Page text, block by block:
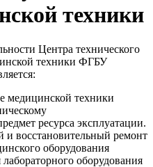
техники
Центра технического
техники ФГБУ
медицинской техники
ресурса эксплуатации.
и восстановительный ремонт
оборудования
оборудования